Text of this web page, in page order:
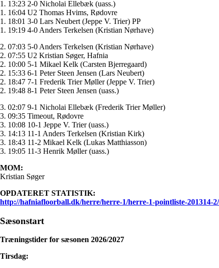
1. 13:23 2-0 Nicholai Ellebæk (uass.)
1. 16:04 U2 Thomas Hvims, Rødovre
1. 18:01 3-0 Lars Neubert (Jeppe V. Trier) PP
1. 19:19 4-0 Anders Terkelsen (Kristian Nørhave)
2. 07:03 5-0 Anders Terkelsen (Kristian Nørhave)
2. 07:55 U2 Kristian Søger, Hafnia
2. 10:00 5-1 Mikael Kelk (Carsten Bjerregaard)
2. 15:33 6-1 Peter Steen Jensen (Lars Neubert)
2. 18:47 7-1 Frederik Trier Møller (Jeppe V. Trier)
2. 19:48 8-1 Peter Steen Jensen (uass.)
3. 02:07 9-1 Nicholai Ellebæk (Frederik Trier Møller)
3. 09:35 Timeout, Rødovre
3. 10:08 10-1 Jeppe V. Trier (uass.)
3. 14:13 11-1 Anders Terkelsen (Kristian Kirk)
3. 18:43 11-2 Mikael Kelk (Lukas Matthiasson)
3. 19:05 11-3 Henrik Møller (uass.)
MOM:
Kristian Søger
OPDATERET STATISTIK:
http://hafniafloorball.dk/herre/herre-1/herre-1-pointliste-201314-2/
Sæsonstart
Træningstider for sæsonen 2026/2027
Tirsdag: